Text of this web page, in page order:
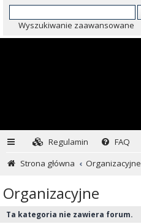
Wyszukiwanie zaawansowane
Regulamin
FAQ
Strona główna
Organizacyjne
Organizacyjne
Ta kategoria nie zawiera forum.